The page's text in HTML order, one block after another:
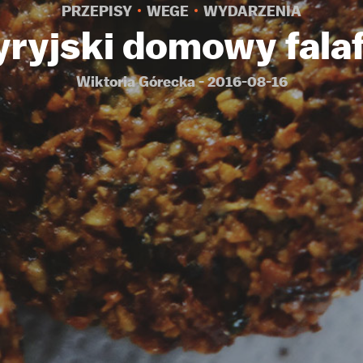
PRZEPISY WEGE WYDARZENIA
domowy
Wiktoria Górecka - 2016-08-16